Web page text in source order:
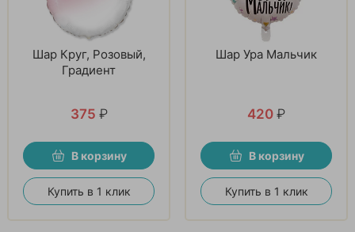
Шар Круг, Розовый,
Градиент
375 ₽
В корзину
Купить в 1 клик
Шар Ура Мальчик
420 ₽
В корзину
Купить в 1 клик